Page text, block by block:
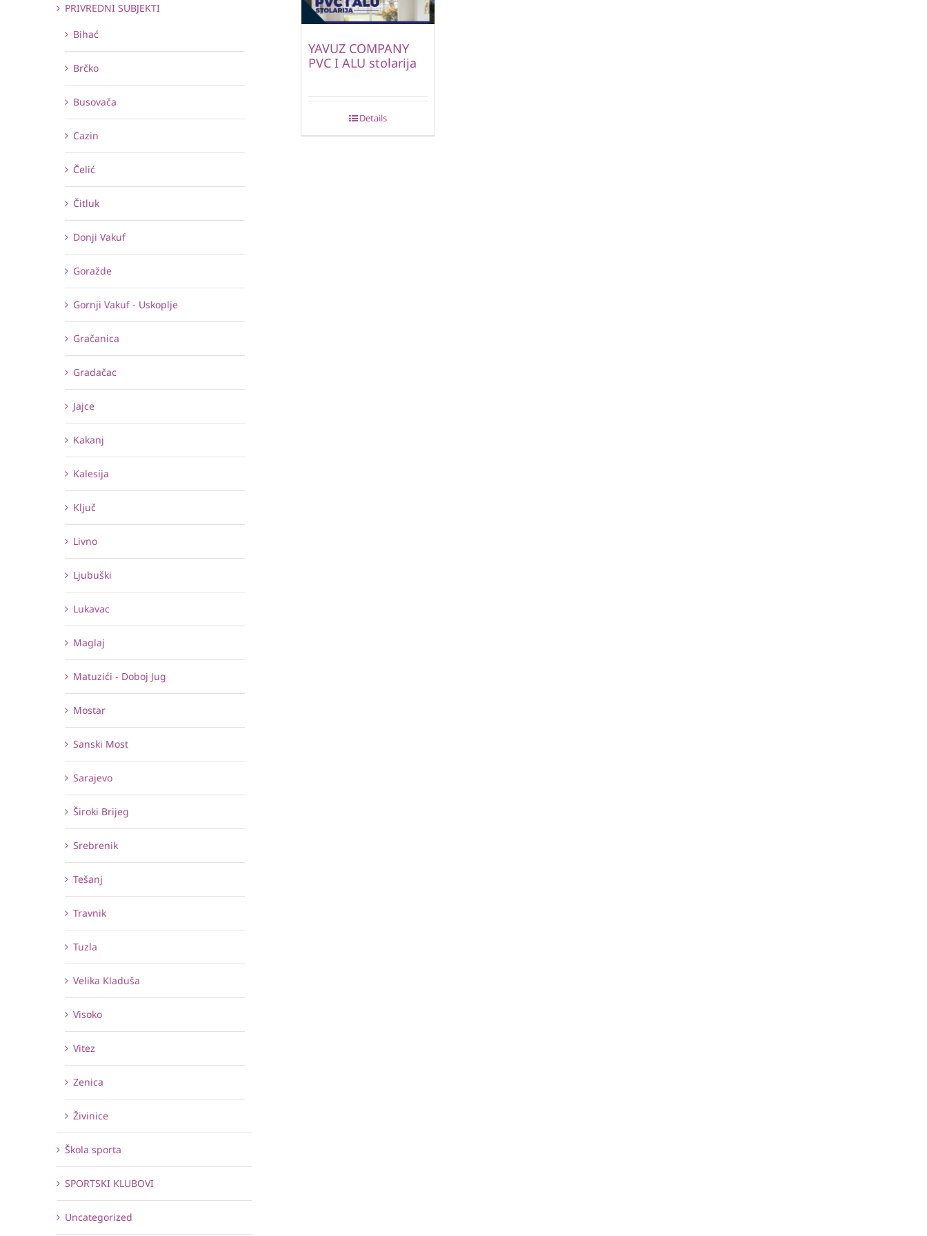
YAVUZ COMPANY
PVC I ALU stolarija
Details
PRIVREDNI SUBJEKTI
Bihać
Brčko
Busovača
Cazin
Čelić
Čitluk
Donji Vakuf
Goražde
Gornji Vakuf - Uskoplje
Gračanica
Gradačac
Jajce
Kakanj
Kalesija
Ključ
Livno
Ljubuški
Lukavac
Maglaj
Matuzići - Doboj Jug
Mostar
Sanski Most
Sarajevo
Široki Brijeg
Srebrenik
Tešanj
Travnik
Tuzla
Velika Kladuša
Visoko
Vitez
Zenica
Živinice
Škola sporta
SPORTSKI KLUBOVI
Uncategorized